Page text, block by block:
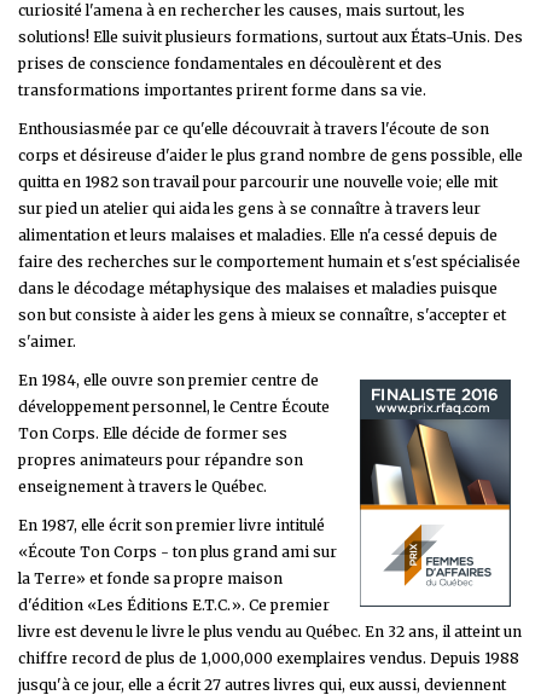
curiosité l'amena à en rechercher les causes, mais surtout, les
solutions! Elle suivit plusieurs formations, surtout aux États-Unis. Des
prises de conscience fondamentales en découlèrent et des
transformations importantes prirent forme dans sa vie.
Enthousiasmée par ce qu'elle découvrait à travers l'écoute de son
corps et désireuse d'aider le plus grand nombre de gens possible, elle
quitta en 1982 son travail pour parcourir une nouvelle voie; elle mit
sur pied un atelier qui aida les gens à se connaître à travers leur
alimentation et leurs malaises et maladies. Elle n'a cessé depuis de
faire des recherches sur le comportement humain et s'est spécialisée
dans le décodage métaphysique des malaises et maladies puisque
son but consiste à aider les gens à mieux se connaître, s'accepter et
s'aimer.
En 1984, elle ouvre son premier centre de
développement personnel, le Centre Écoute
Ton Corps. Elle décide de former ses
propres animateurs pour répandre son
enseignement à travers le Québec.
En 1987, elle écrit son premier livre intitulé
«Écoute Ton Corps - ton plus grand ami sur
la Terre» et fonde sa propre maison
d'édition «Les Éditions E.T.C.». Ce premier
livre est devenu le livre le plus vendu au Québec. En 32 ans, il atteint un
chiffre record de plus de 1,000,000 exemplaires vendus. Depuis 1988
jusqu'à ce jour, elle a écrit 27 autres livres qui, eux aussi, deviennent